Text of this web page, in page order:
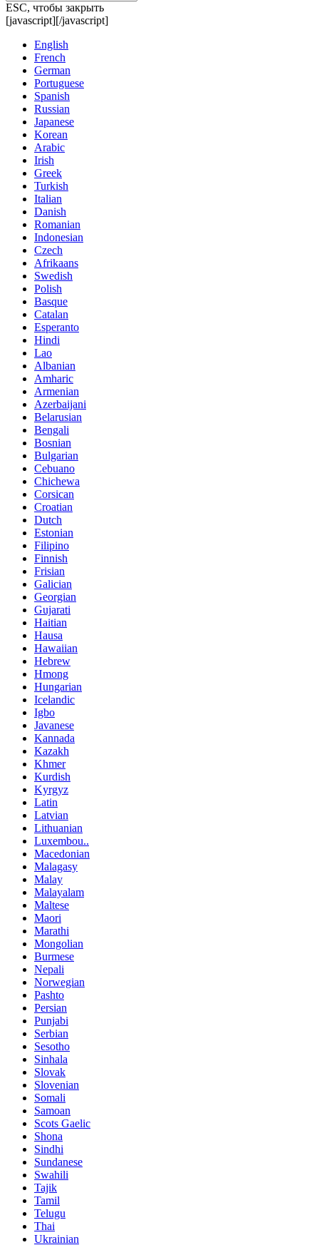
ESC, чтобы закрыть
[javascript][/javascript]
English
French
German
Portuguese
Spanish
Russian
Japanese
Korean
Arabic
Irish
Greek
Turkish
Italian
Danish
Romanian
Indonesian
Czech
Afrikaans
Swedish
Polish
Basque
Catalan
Esperanto
Hindi
Lao
Albanian
Amharic
Armenian
Azerbaijani
Belarusian
Bengali
Bosnian
Bulgarian
Cebuano
Chichewa
Corsican
Croatian
Dutch
Estonian
Filipino
Finnish
Frisian
Galician
Georgian
Gujarati
Haitian
Hausa
Hawaiian
Hebrew
Hmong
Hungarian
Icelandic
Igbo
Javanese
Kannada
Kazakh
Khmer
Kurdish
Kyrgyz
Latin
Latvian
Lithuanian
Luxembou..
Macedonian
Malagasy
Malay
Malayalam
Maltese
Maori
Marathi
Mongolian
Burmese
Nepali
Norwegian
Pashto
Persian
Punjabi
Serbian
Sesotho
Sinhala
Slovak
Slovenian
Somali
Samoan
Scots Gaelic
Shona
Sindhi
Sundanese
Swahili
Tajik
Tamil
Telugu
Thai
Ukrainian